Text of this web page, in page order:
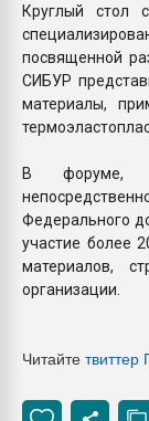
Круглый стол
посвященной
СИБУР
материалы,
В форуме,
Федерального
участие более
материалов,
организации.
Читайте твиттер